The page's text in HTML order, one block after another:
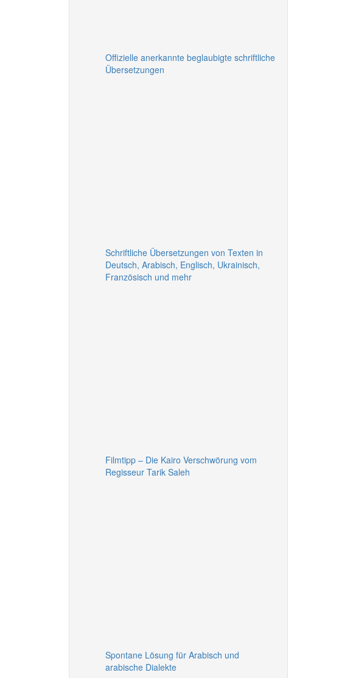
Offizielle anerkannte beglaubigte schriftliche
Übersetzungen
Schriftliche Übersetzungen von Texten in
Deutsch, Arabisch, Englisch, Ukrainisch,
Französisch und mehr
Filmtipp – Die Kairo Verschwörung vom
Regisseur Tarik Saleh
Spontane Lösung für Arabisch und
arabische Dialekte